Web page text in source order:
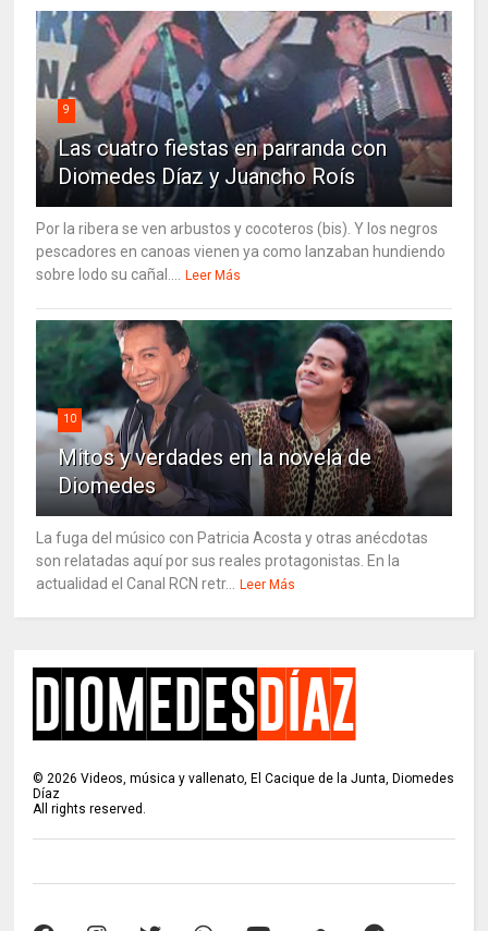
9
Las cuatro fiestas en parranda con
Diomedes Díaz y Juancho Roís
Por la ribera se ven arbustos y cocoteros (bis). Y los negros
pescadores en canoas vienen ya como lanzaban hundiendo
sobre lodo su cañal....
Leer Más
10
Mitos y verdades en la novela de
Diomedes
La fuga del músico con Patricia Acosta y otras anécdotas
son relatadas aquí por sus reales protagonistas. En la
actualidad el Canal RCN retr...
Leer Más
©2026 Videos, música y vallenato, El Cacique de la Junta, Diomedes
Díaz
All rights reserved.